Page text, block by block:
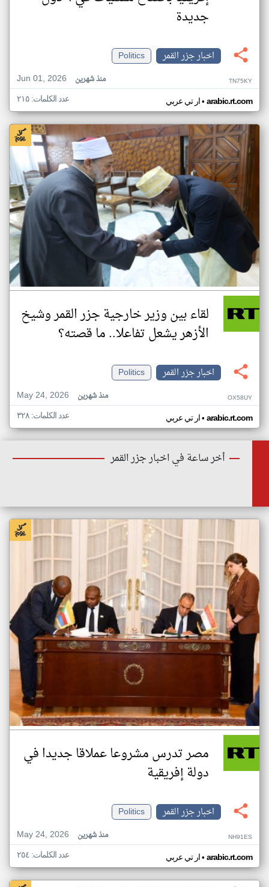
جديدة
اخبار جزر القمر
Politics
Jun 01, 2026
منذ شهرين TN75KY
ار تي عربي• arabic.rt.com عدد الكلمات: ٢١٥
لقاء بين وزير خارجية جزر القمر وشيخ
الأزهر يشعل تفاعلا.. ما قصته؟
اخبار جزر القمر
Politics
May 24, 2026
منذ شهرين OX58UY
ار تي عربي• arabic.rt.com عدد الكلمات: ٣٢٨
أخر ساعة في اخبار جزر القمر
مصر تدرس مشروعا عملاقا جديدا في
دولة إفريقية
اخبار جزر القمر
Politics
May 24, 2026
منذ شهرين NH91ES
ار تي عربي• arabic.rt.com عدد الكلمات: ٢٥٤